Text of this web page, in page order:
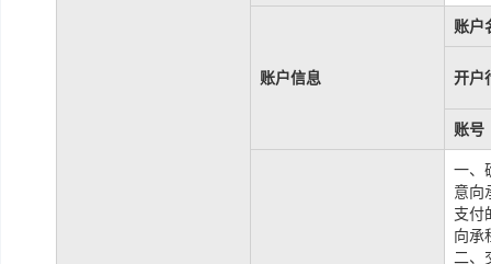
账户信息
账户
开户
账号
一、
意向
支付
向承
二、